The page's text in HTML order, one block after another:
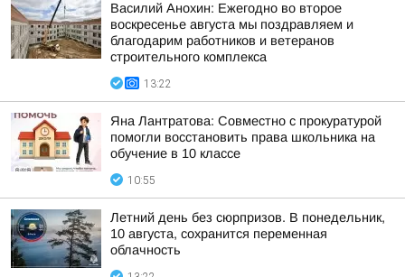
Василий Анохин: Ежегодно во второе
воскресенье августа мы поздравляем и
благодарим работников и ветеранов
строительного комплекса
13:22
Яна Лантратова: Совместно с прокуратурой
помогли восстановить права школьника на
обучение в 10 классе
10:55
Летний день без сюрпризов. В понедельник,
10 августа, сохранится переменная
облачность